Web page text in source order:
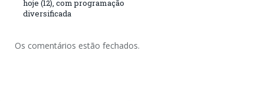
hoje (12), com programação
diversificada
Os comentários estão fechados.